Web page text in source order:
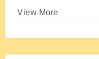
View More